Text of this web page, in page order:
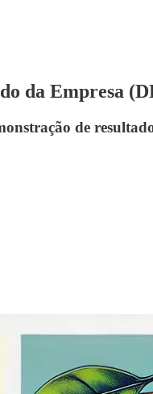
da Empresa
de